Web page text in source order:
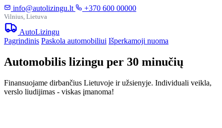
info@autolizingu.lt +370 600 00000
Vilnius, Lietuva
AutoLizingu
Pagrindinis Paskola automobiliui Išperkamoji nuoma
Automobilis lizingu per 30 minučių
Finansuojame dirbančius Lietuvoje ir užsienyje. Individuali veikla,
verslo liudijimas - viskas įmanoma!